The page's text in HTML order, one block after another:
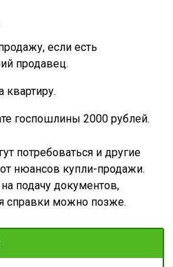
если есть
продавец.
квартиру.
госпошлины 2000 рублей.
потребоваться и другие
нюансов купли-продажи.
подачу документов,
справки можно позже.